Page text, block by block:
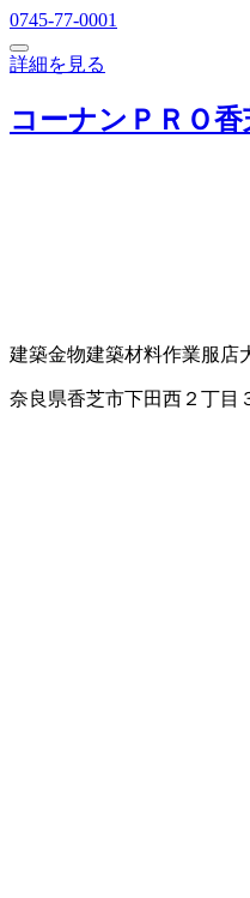
0745-77-0001
詳細を見る
コーナンＰＲＯ香
建築金物建築材料作業服店
奈良県香芝市下田西２丁目